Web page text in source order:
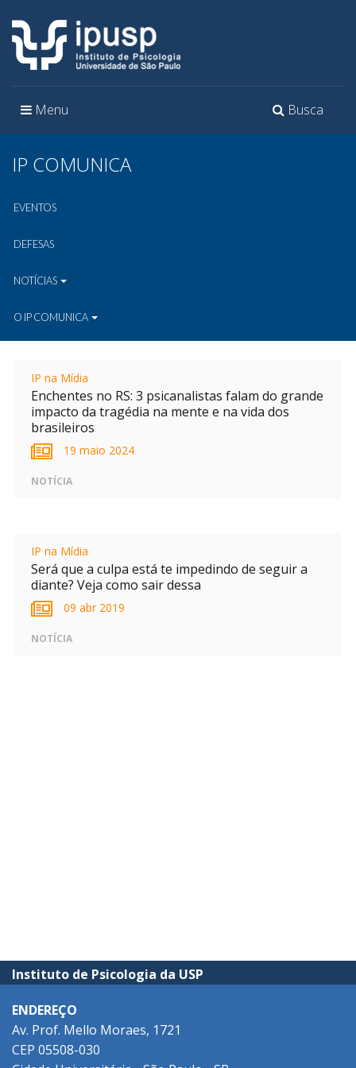
Toggle
Busca
Toggle
Menu
IP COMUNICA
EVENTOS
DEFESAS
NOTÍCIAS
O IP COMUNICA
IP na Mídia
Enchentes no RS: 3 psicanalistas falam do grande
impacto da tragédia na mente e na vida dos
brasileiros
19 maio 2024
NOTÍCIA
IP na Mídia
Será que a culpa está te impedindo de seguir a
diante? Veja como sair dessa
09 abr 2019
NOTÍCIA
Instituto de Psicologia da USP
ENDEREÇO
Av. Prof. Mello Moraes, 1721
CEP 05508-030